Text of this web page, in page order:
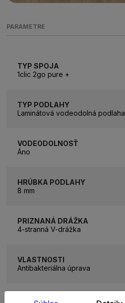
PARAMETRE
TYP SPOJA
1clic 2go pure +
TYP PODLAHY
Laminátová vodeodolná podlaha
VODEODOLNOSŤ
Áno
HRÚBKA PODLAHY
8 mm
PRIZNANÁ DRÁŽKA
4-stranná V-drážka
VLASTNOSTI
Antibakteriálna úprava
VHODNÉ PRE